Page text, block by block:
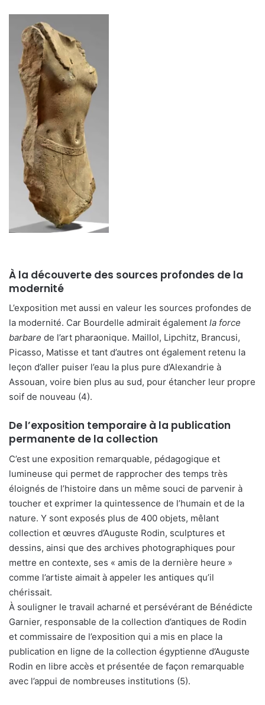
À la découverte des sources profondes de la
modernité
L’exposition met aussi en valeur les sources profondes de
la modernité. Car Bourdelle admirait également la force
barbare de l’art pharaonique. Maillol, Lipchitz, Brancusi,
Picasso, Matisse et tant d’autres ont également retenu la
leçon d’aller puiser l’eau la plus pure d’Alexandrie à
Assouan, voire bien plus au sud, pour étancher leur propre
soif de nouveau (4).
De l’exposition temporaire à la publication
permanente de la collection
C’est une exposition remarquable, pédagogique et
lumineuse qui permet de rapprocher des temps très
éloignés de l’histoire dans un même souci de parvenir à
toucher et exprimer la quintessence de l’humain et de la
nature. Y sont exposés plus de 400 objets, mêlant
collection et œuvres d’Auguste Rodin, sculptures et
dessins, ainsi que des archives photographiques pour
mettre en contexte, ses « amis de la dernière heure »
comme l’artiste aimait à appeler les antiques qu’il
chérissait.
À souligner le travail acharné et persévérant de Bénédicte
Garnier, responsable de la collection d’antiques de Rodin
et commissaire de l’exposition qui a mis en place la
publication en ligne de la collection égyptienne d’Auguste
Rodin en libre accès et présentée de façon remarquable
avec l’appui de nombreuses institutions (5).